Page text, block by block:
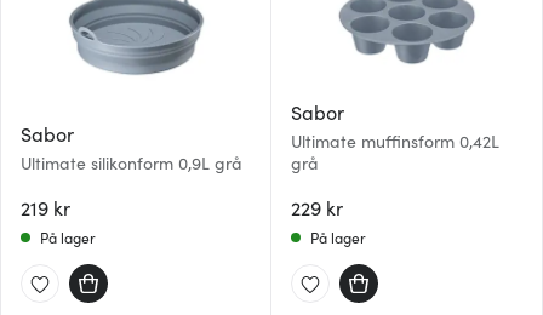
Sabor
Ultimate silikonform 0,9L grå
219 kr
På lager
Sabor
Ultimate muffinsform 0,42L
grå
229 kr
På lager